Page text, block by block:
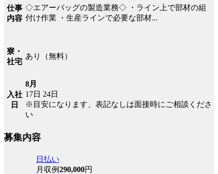
仕事
内容
◇エアーバッグの製造業務◇ ・ライン上で部材の組
付け作業 ・生産ラインで必要な部材...
寮・
社宅
あり（無料）
入社
日
8月
17日 24日
※目安になります、表記なしは面接時にご相談くださ
い
募集内容
日払い
月収例290,000円